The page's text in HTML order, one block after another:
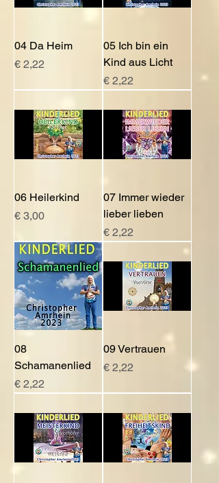
04 Da Heim
Preis
€ 2,22
05 Ich bin ein
Kind aus Licht
Preis
€ 2,22
06 Heilerkind
Preis
€ 3,00
07 Immer wieder
lieber lieben
Preis
€ 2,22
08
Schamanenlied
Preis
€ 2,22
09 Vertrauen
Preis
€ 2,22